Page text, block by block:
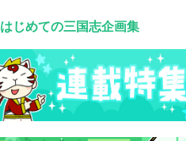
はじめての三国志企画集